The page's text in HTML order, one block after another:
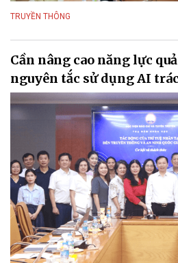
TRUYỀN THÔNG
Cần nâng cao năng lực
nguyên tắc sử dụng AI